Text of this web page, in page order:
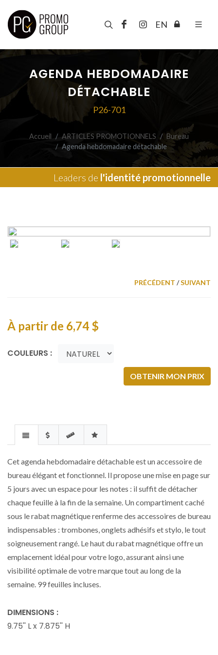
EN
AGENDA HEBDOMADAIRE
DÉTACHABLE
P26-701
Accueil ARTICLES PROMOTIONNELS
Bureau
Agenda hebdomadaire détachable
Leaders de l'identité promotionnelle
PRÉCÉDENT /SUIVANT
À partir de 6,74 $
COULEURS :
OBTENIR MON PRIX
Cet agenda hebdomadaire détachable est un accessoire de
bureau élégant et fonctionnel. Il propose une mise en page sur
5 jours avec un espace pour les notes : il suffit de détacher
chaque feuille à la fin de la semaine. Un compartiment caché
sous le rabat magnétique renferme des accessoires de bureau
indispensables : trombones, onglets adhésifs et stylo, le tout
soigneusement rangé. Le haut du rabat magnétique offre un
emplacement idéal pour votre logo, assurant ainsi une
visibilité optimale de votre marque tout au long de la
semaine. 99 feuilles incluses.
DIMENSIONS :
9.75'' L x 7.875'' H